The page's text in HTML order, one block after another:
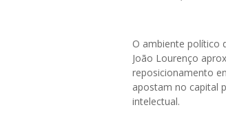
O ambiente político
João Lourenço
reposicionamento
apostam no capital
intelectual.